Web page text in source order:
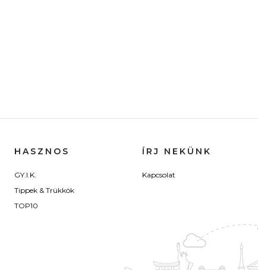
HASZNOS
GY.I.K.
Tippek & Trükkök
TOP10
ÍRJ NEKÜNK
Kapcsolat